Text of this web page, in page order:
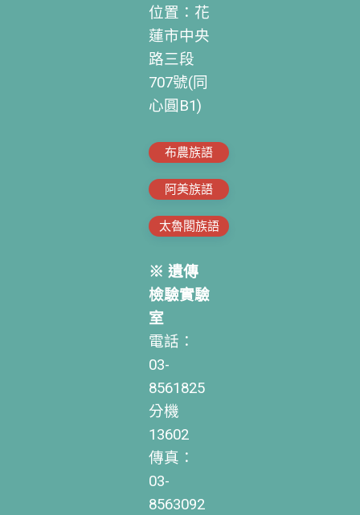
位置：花
蓮市中央
路三段
707號(同
心圓B1)
布農族語
阿美族語
太魯閣族語
※ 遺傳
檢驗實驗
室
電話：
03-
8561825
分機
13602
傳真：
03-
8563092